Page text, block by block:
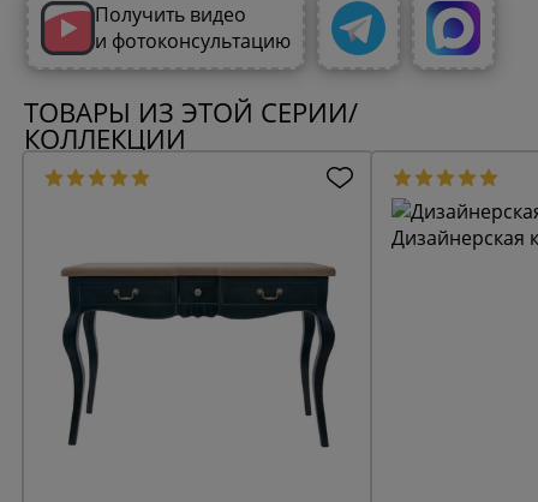
Получить видео
и фотоконсультацию
ТОВАРЫ ИЗ ЭТОЙ СЕРИИ/
КОЛЛЕКЦИИ
Дизайнерская